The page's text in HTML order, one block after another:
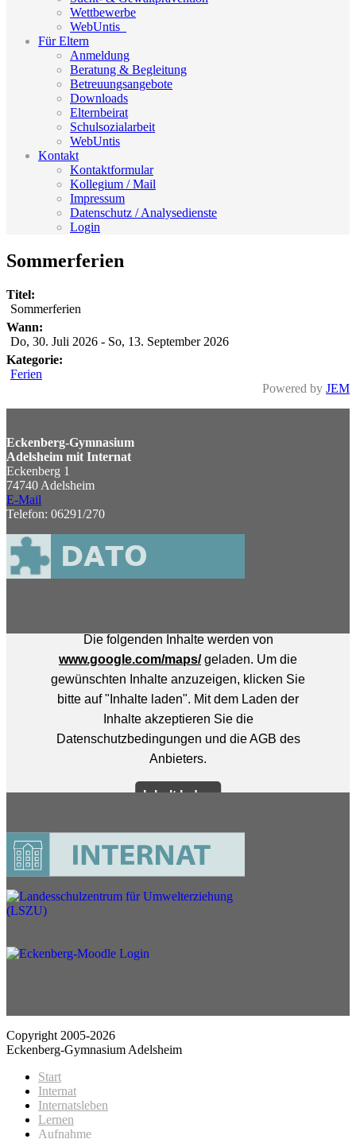
Wettbewerbe
WebUntis_
Für Eltern
Anmeldung
Beratung & Begleitung
Betreuungsangebote
Downloads
Elternbeirat
Schulsozialarbeit
WebUntis
Kontakt
Kontaktformular
Kollegium / Mail
Impressum
Datenschutz / Analysedienste
Login
Sommerferien
Titel:
Sommerferien
Wann:
Do, 30. Juli 2026 - So, 13. September 2026
Kategorie:
Ferien
Powered by JEM
Eckenberg-Gymnasium
Adelsheim mit Internat
Eckenberg 1
74740 Adelsheim
E-Mail
Telefon: 06291/270
Copyright 2005-2026
Eckenberg-Gymnasium Adelsheim
Start
Internat
Internatsleben
Lernen
Aufnahme